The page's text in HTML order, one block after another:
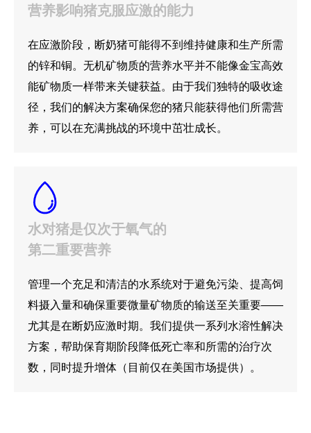
营养影响猪克服应激的能力
在应激阶段，断奶猪可能得不到维持健康和生产所需
的锌和铜。无机矿物质的营养水平并不能像金宝高效
能矿物质一样带来关键获益。由于我们独特的吸收途
径，我们的解决方案确保您的猪只能获得他们所需营
养，可以在充满挑战的环境中茁壮成长。
水对猪是仅次于氧气的
第二重要营养
管理一个充足和清洁的水系统对于避免污染、提高饲
料摄入量和确保重要微量矿物质的输送至关重要——
尤其是在断奶应激时期。我们提供一系列水溶性解决
方案，帮助保育期阶段降低死亡率和所需的治疗次
数，同时提升增体（目前仅在美国市场提供）。